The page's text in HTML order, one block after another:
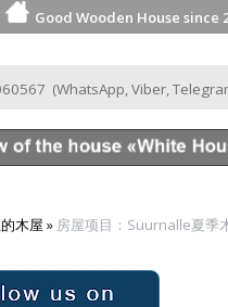
Good Wooden House since
(WhatsApp,Viber,
木屋 » 房屋项目：Suurnalle夏季